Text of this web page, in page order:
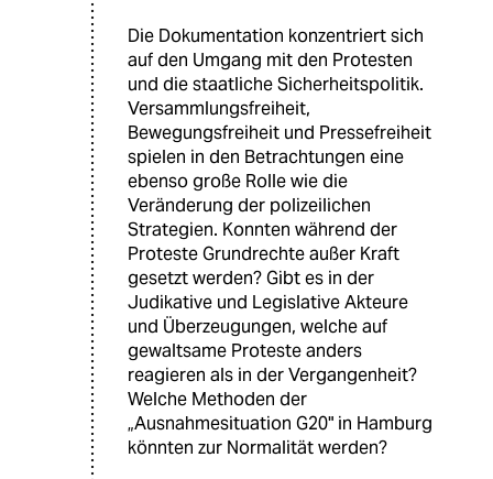
Die Dokumentation konzentriert sich
auf den Umgang mit den Protesten
und die staatliche Sicherheitspolitik.
Versammlungsfreiheit,
Bewegungsfreiheit und Pressefreiheit
spielen in den Betrachtungen eine
ebenso große Rolle wie die
Veränderung der polizeilichen
Strategien. Konnten während der
Proteste Grundrechte außer Kraft
gesetzt werden? Gibt es in der
Judikative und Legislative Akteure
und Überzeugungen, welche auf
gewaltsame Proteste anders
reagieren als in der Vergangenheit?
Welche Methoden der
„Ausnahmesituation G20" in Hamburg
könnten zur Normalität werden?